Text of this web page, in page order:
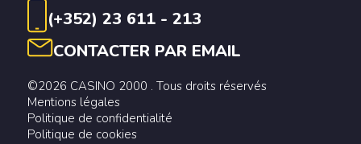
(+352) 23 611 - 213
CONTACTER PAR EMAIL
©2026 CASINO 2000 . Tous droits réservés
Mentions légales
Politique de confidentialité
Politique de cookies